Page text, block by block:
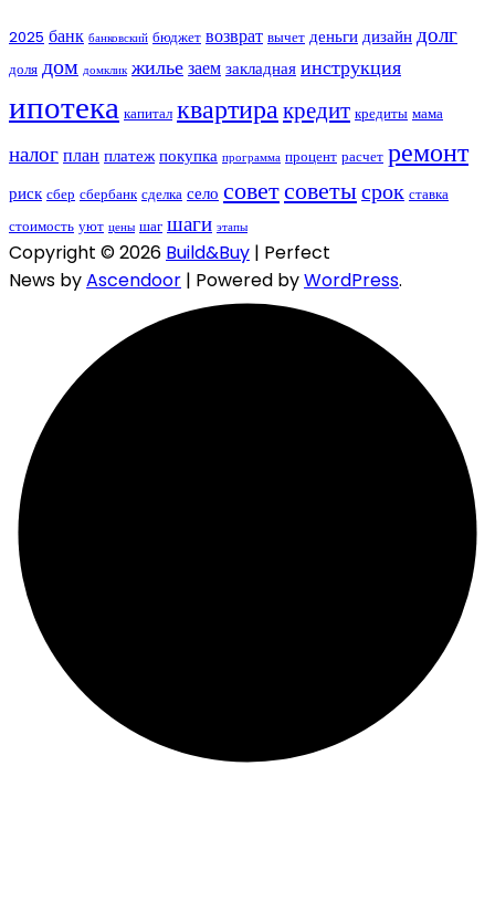
2025 банк банковский бюджет возврат вычет деньгидизайндолг
доля дом домклик жильезаемзакладнаяинструкция
ипотека капитал квартиракредит кредиты мама
налогплан платежпокупка программа процент расчет ремонт
риск сбер сбербанк сделка село советсоветысрок ставка
стоимость уют цены шаг шаги этапы
Copyright © 2026 Build&Buy | Perfect
News byAscendoor | Powered byWordPress.